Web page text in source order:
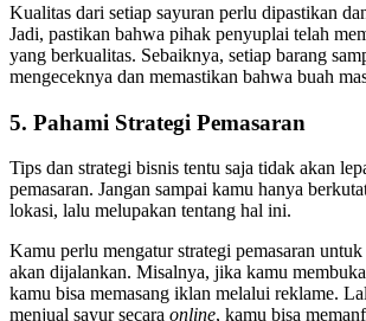
Kualitas dari setiap sayuran perlu dipastikan
Jadi, pastikan bahwa pihak penyuplai telah
yang berkualitas. Sebaiknya, setiap barang
mengeceknya dan memastikan bahwa buah
5. Pahami Strategi Pemasaran
Tips dan strategi bisnis tentu saja tidak akan
pemasaran. Jangan sampai kamu hanya
lokasi, lalu melupakan tentang hal ini.
Kamu perlu mengatur strategi pemasaran
akan dijalankan. Misalnya, jika kamu
kamu bisa memasang iklan melalui reklame.
menjual sayur secara online, kamu bisa